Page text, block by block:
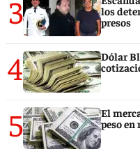
3
los
presos
4
Dólar
5
El
peso